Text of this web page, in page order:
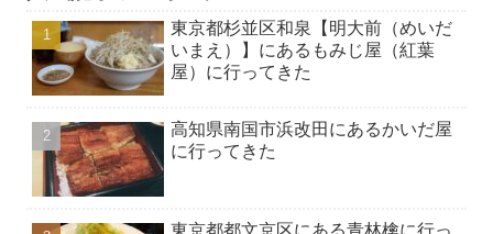
東京都杉並区和泉【明大前（めいだ
いまえ）】にあるもみじ屋（紅葉
屋）に行ってきた
高知県南国市浜改田にあるかいだ屋
に行ってきた
東京都都文京区にある青林檎に行っ